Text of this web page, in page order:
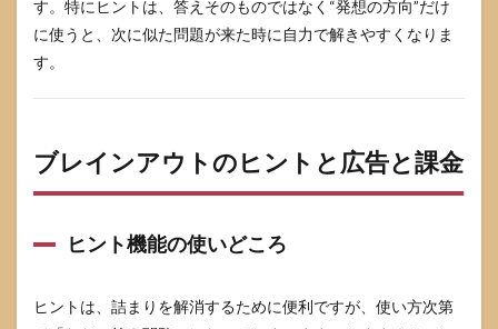
す。特にヒントは、答えそのものではなく“発想の方向”だけ
に使うと、次に似た問題が来た時に自力で解きやすくなりま
す。
ブレインアウトのヒントと広告と課金
ヒント機能の使いどころ
ヒントは、詰まりを解消するために便利ですが、使い方次第